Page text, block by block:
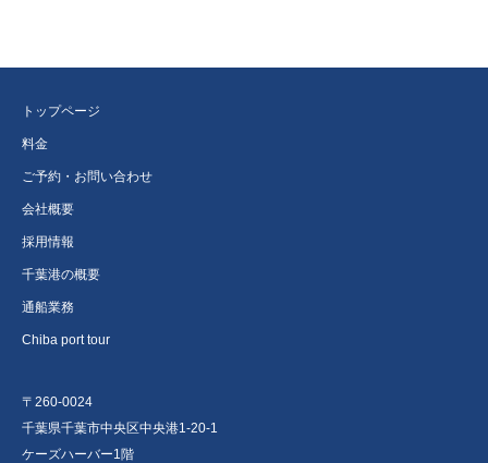
トップページ
料金
ご予約・お問い合わせ
会社概要
採用情報
千葉港の概要
通船業務
Chiba port tour
〒260-0024
千葉県千葉市中央区中央港1-20-1
ケーズハーバー1階